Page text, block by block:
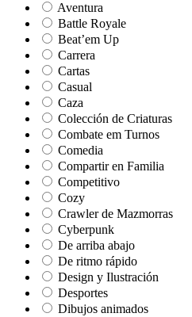
Aventura
Battle Royale
Beat’em Up
Carrera
Cartas
Casual
Caza
Colección de Criaturas
Combate em Turnos
Comedia
Compartir en Familia
Competitivo
Cozy
Crawler de Mazmorras
Cyberpunk
De arriba abajo
De ritmo rápido
Design y Ilustración
Desportes
Dibujos animados